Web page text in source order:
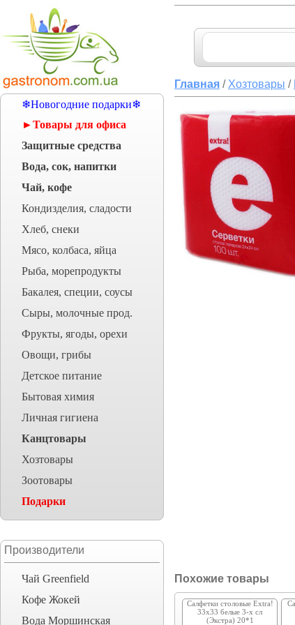
❄Новогодние подарки❄
►Товары для офиса
Защитные средства
Вода, сок, напитки
Чай, кофе
Кондизделия, сладости
Хлеб, снеки
Мясо, колбаса, яйца
Рыба, морепродукты
Бакалея, специи, соусы
Сыры, молочные прод.
Фрукты, ягоды, орехи
Овощи, грибы
Детское питание
Бытовая химия
Личная гигиена
Канцтовары
Хозтовары
Зоотовары
Подарки
Производители
Чай Greenfield
Кофе Жокей
Вода Моршинская
Главная / Хозтовары /
Похожие товары
Салфетки столовые Extra!
33х33 белые 3-х сл
(Экстра) 20*1